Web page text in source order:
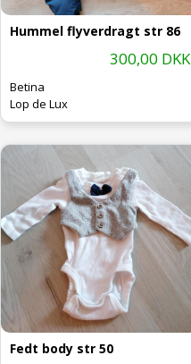
Hummel flyverdragt str 86
300,00 DKK
Betina
Lop de Lux
Fedt body str 50